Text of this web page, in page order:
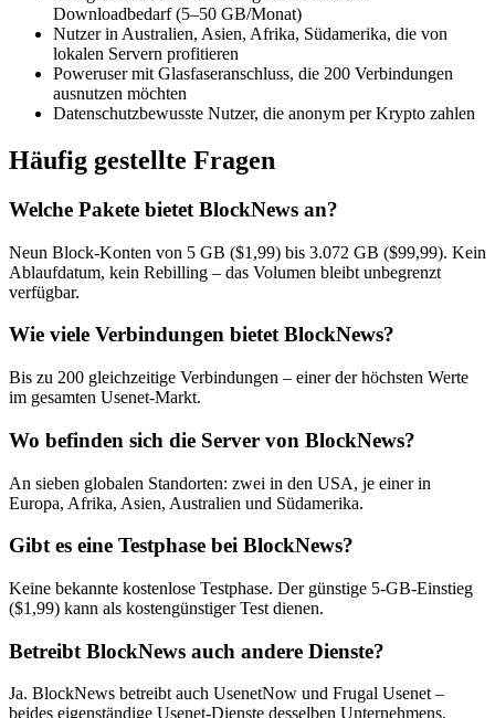
Downloadbedarf (5–50 GB/Monat)
Nutzer in Australien, Asien, Afrika, Südamerika, die von
lokalen Servern profitieren
Poweruser mit Glasfaseranschluss, die 200 Verbindungen
ausnutzen möchten
Datenschutzbewusste Nutzer, die anonym per Krypto zahlen
Häufig gestellte Fragen
Welche Pakete bietet BlockNews an?
Neun Block-Konten von 5 GB ($1,99) bis 3.072 GB ($99,99). Kein
Ablaufdatum, kein Rebilling – das Volumen bleibt unbegrenzt
verfügbar.
Wie viele Verbindungen bietet BlockNews?
Bis zu 200 gleichzeitige Verbindungen – einer der höchsten Werte
im gesamten Usenet-Markt.
Wo befinden sich die Server von BlockNews?
An sieben globalen Standorten: zwei in den USA, je einer in
Europa, Afrika, Asien, Australien und Südamerika.
Gibt es eine Testphase bei BlockNews?
Keine bekannte kostenlose Testphase. Der günstige 5-GB-Einstieg
($1,99) kann als kostengünstiger Test dienen.
Betreibt BlockNews auch andere Dienste?
Ja. BlockNews betreibt auch UsenetNow und Frugal Usenet –
beides eigenständige Usenet-Dienste desselben Unternehmens.